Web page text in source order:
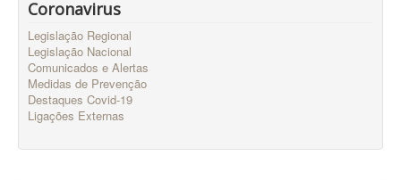
Coronavirus
Legislação Regional
Legislação Nacional
Comunicados e Alertas
Medidas de Prevenção
Destaques Covid-19
Ligações Externas